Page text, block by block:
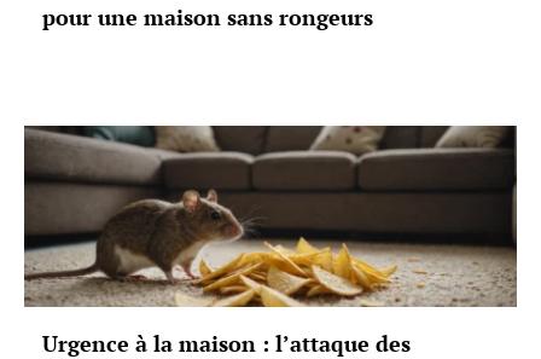
pour une maison sans rongeurs
Urgence à la maison : l’attaque des